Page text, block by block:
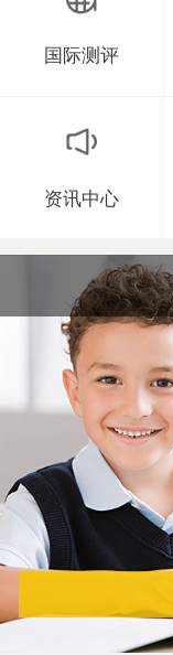
国际测评
资讯中心